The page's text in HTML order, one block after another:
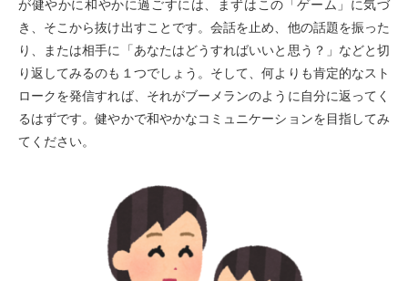
が健やかに和やかに過ごすには、まずはこの「ゲーム」に気づ
き、そこから抜け出すことです。会話を止め、他の話題を振った
り、または相手に「あなたはどうすればいいと思う？」などと切
り返してみるのも１つでしょう。そして、何よりも肯定的なスト
ロークを発信すれば、それがブーメランのように自分に返ってく
るはずです。健やかで和やかなコミュニケーションを目指してみ
てください。